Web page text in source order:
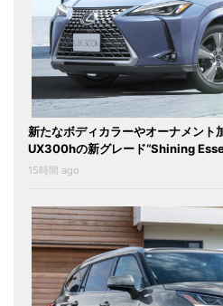
新たなボディカラーやオーナメント
UX300hの新グレード“Shining
15時間 ago